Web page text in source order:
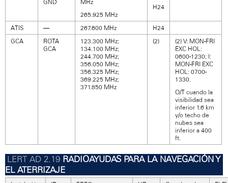
GND
MHz
265.925 MHz
H24
ATIS — 267.600 MHz
H24
GCA
ROTA
GCA
123.300 MHz;
134.100 MHz;
244.700 MHz;
356.050 MHz;
356.325 MHz;
369.225 MHz;
371.850 MHz
(2)
(2) V: MON-FRI
EXC HOL:
0600-1230; I:
MON-FRI EXC
HOL: 0700-
1330.
O/T cuando la
visibilidad sea
inferior 1.6 km
y/o techo de
nubes sea
inferior a 400
ft.
RADIOAYUDAS PARA LA NAVEGACIÓN Y
EL ATERRIZAJE